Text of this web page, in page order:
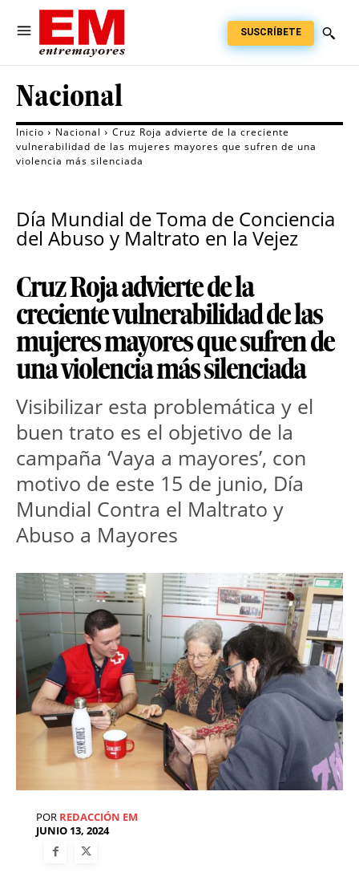
SUSCRÍBETE
Nacional
Inicio Nacional
Cruz Roja advierte de la creciente
vulnerabilidad de las mujeres mayores que sufren de una
violencia más silenciada
Día Mundial de Toma de Conciencia
del Abuso y Maltrato en la Vejez
Cruz Roja advierte de la
creciente vulnerabilidad de las
mujeres mayores que sufren de
una violencia más silenciada
Visibilizar esta problemática y el
buen trato es el objetivo de la
campaña ‘Vaya a mayores’, con
motivo de este 15 de junio, Día
Mundial Contra el Maltrato y
Abuso a Mayores
POR REDACCIÓN EM
JUNIO 13, 2024